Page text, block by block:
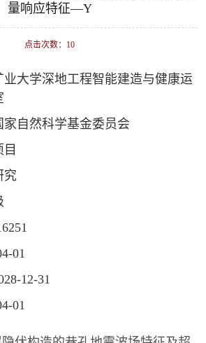
量响应特征—Y
点击次数： 10
大学深地工程智能建造与健康运
自然科学基金委员会
究
01
12-31
01